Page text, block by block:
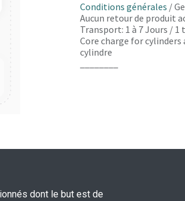
Conditions générales /
Aucun retour de produit
Transport: 1 à 7 Jours / 1
Core charge for
cylindre
dont le but est de